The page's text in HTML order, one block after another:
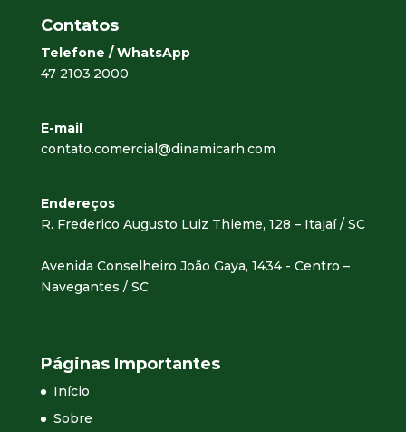
Contatos
Telefone / WhatsApp
47 2103.2000
E-mail
contato.comercial@dinamicarh.com
Endereços
R. Frederico Augusto Luiz Thieme, 128 – Itajaí / SC
Avenida Conselheiro João Gaya, 1434 - Centro –
Navegantes / SC
Páginas Importantes
Início
Sobre